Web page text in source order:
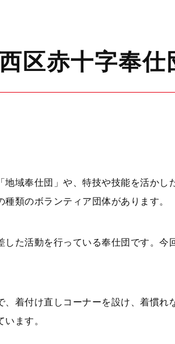
区赤十字奉仕
域奉仕団」や、特技や技能を活かし
類のボランティア団体があります。
た活動を行っている奉仕団です。今
着付け直しコーナーを設け、着慣れ
ます。